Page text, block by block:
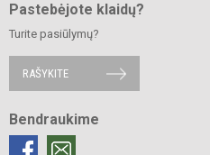
Pastebėjote klaidų?
Turite pasiūlymų?
RAŠYKITE
Bendraukime